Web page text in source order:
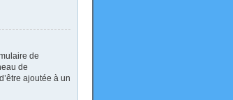
de
de
ajoutée à un